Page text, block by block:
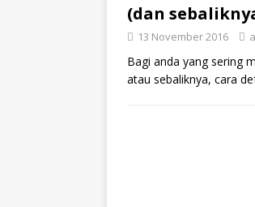
(dan
13 November 2016
Bagi anda yang sering
atau sebaliknya, cara